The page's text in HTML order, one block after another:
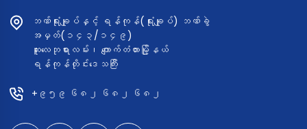
ပါတယ်။ အနာဂတ်ရဲ့ စိမ်းလန်းစိုပြည်တဲ့ စီးပွားရေးခြေလှမ်းတွေ
အတွက် MTB ဝန်ထမ်းတွေ တက်ကြွစွာ ပါဝင်ဆွေးနွေးခဲ့ကြတဲ့ သင်တန်း
မြင်ကွင်းတွေကို ပြန်လည်မျှဝေပေးလိုက်ပါတယ်။ 𝐂𝐫𝐞𝐚𝐭𝐞 𝐘𝐨𝐮𝐫
ဘဏ်ရုံးချုပ်နှင့် ရန်ကုန်(ရုံးချုပ်) ဘဏ်ခွဲ
အမှတ်(၁၄၃/၁၄၉)
ဆူးလေဘုရားလမ်း၊ ကျောက်တံတားမြို့နယ်
ရန်ကုန်တိုင်းဒေသကြီး
+၉၅၉ ၆၈၂ ၆၈၂ ၆၈၂